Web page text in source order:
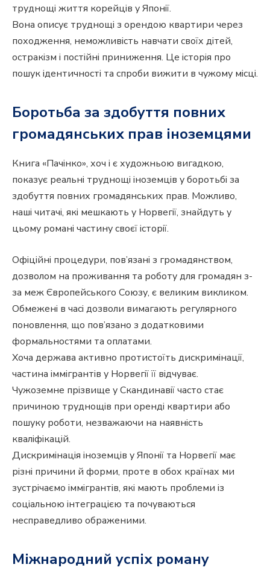
труднощі життя корейців у Японії.
Вона описує труднощі з орендою квартири через
походження, неможливість навчати своїх дітей,
остракізм і постійні приниження. Це історія про
пошук ідентичності та спроби вижити в чужому місці.
Боротьба за здобуття повних
громадянських прав іноземцями
Книга «Пачінко», хоч і є художньою вигадкою,
показує реальні труднощі іноземців у боротьбі за
здобуття повних громадянських прав. Можливо,
наші читачі, які мешкають у Норвегії, знайдуть у
цьому романі частину своєї історії.
Офіційні процедури, пов’язані з громадянством,
дозволом на проживання та роботу для громадян з-
за меж Європейського Союзу, є великим викликом.
Обмежені в часі дозволи вимагають регулярного
поновлення, що пов’язано з додатковими
формальностями та оплатами.
Хоча держава активно протистоїть дискримінації,
частина іммігрантів у Норвегії її відчуває.
Чужоземне прізвище у Скандинавії часто стає
причиною труднощів при оренді квартири або
пошуку роботи, незважаючи на наявність
кваліфікацій.
Дискримінація іноземців у Японії та Норвегії має
різні причини й форми, проте в обох країнах ми
зустрічаємо іммігрантів, які мають проблеми із
соціальною інтеграцією та почуваються
несправедливо ображеними.
Міжнародний успіх роману